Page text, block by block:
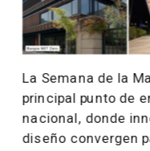
La Semana de la
principal punto de
nacional, donde
diseño convergen